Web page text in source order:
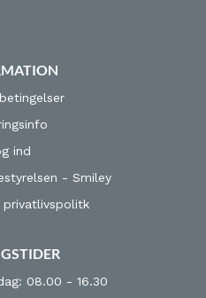
ind
- Smiley
privatlivspolitk
08.00 - 16.30